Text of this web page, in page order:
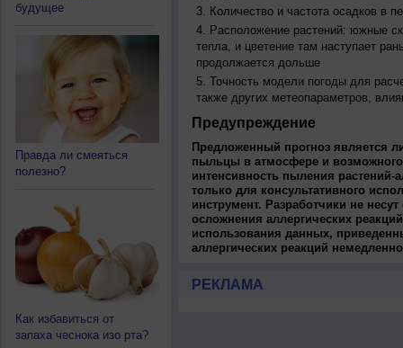
будущее
Правда ли смеяться
полезно?
Как избавиться от
запаха чеснока изо рта?
Количество и частота осадков в
Расположение растений: южные
тепла, и цветение там наступает
продолжается дольше
Точность модели погоды для
также других метеопараметров,
Предупреждение
Предложенный прогноз является
пыльцы в атмосфере и
интенсивность пыления растений-
только для консультативного
инструмент. Разработчики не
осложнения аллергических
использования данных,
аллергических реакций
РЕКЛАМА